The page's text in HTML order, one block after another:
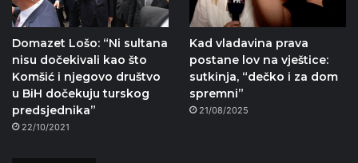
Domazet Lošo: “Ni sultana
nisu dočekivali kao što
Komšić i njegovo društvo
u BiH dočekuju turskog
predsjednika”
22/10/2021
Kad vladavina prava
postane lov na vještice:
sutkinja, “dečko i za dom
spremni”
21/08/2025